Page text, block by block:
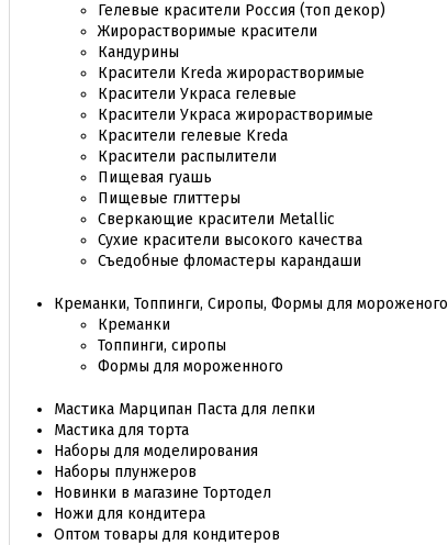
Гелевые красители Россия (топ декор)
Жирорастворимые красители
Кандурины
Красители Kreda жирорастворимые
Красители Украса гелевые
Красители Украса жирорастворимые
Красители гелевые Kreda
Красители распылители
Пищевая гуашь
Пищевые глиттеры
Сверкающие красители Metallic
Сухие красители высокого качества
Съедобные фломастеры карандаши
Креманки, Топпинги, Сиропы, Формы для мороженого
Креманки
Топпинги, сиропы
Формы для мороженного
Мастика Марципан Паста для лепки
Мастика для торта
Наборы для моделирования
Наборы плунжеров
Новинки в магазине Тортодел
Ножи для кондитера
Оптом товары для кондитеров